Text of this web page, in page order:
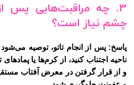
3. چه مراقبت‌هایی پس
چشم نیاز است؟
پاسخ: پس از انجام تاتو، توصیه
ناحیه اجتناب کنید، از کرم‌ها یا
و از قرار گرفتن در معرض آفتاب